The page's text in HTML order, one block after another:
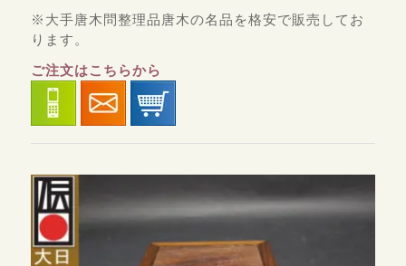
※大手唐木問整理品唐木の名品を格安で販売してお
ります。
ご注文はこちらから